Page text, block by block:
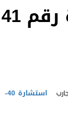
اعلان عن استشارة رقم 41
استشارة 40-